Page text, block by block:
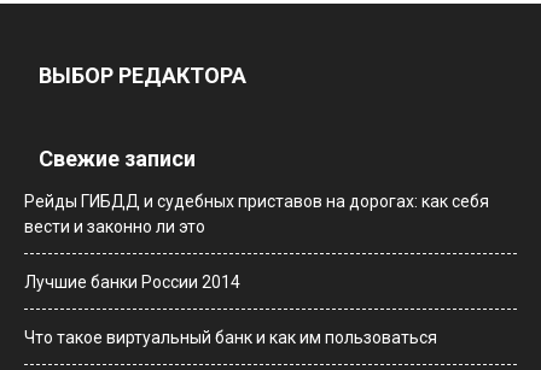
ВЫБОР РЕДАКТОРА
Свежие записи
Рейды ГИБДД и судебных приставов на дорогах: как себя
вести и законно ли это
Лучшие банки России 2014
Что такое виртуальный банк и как им пользоваться